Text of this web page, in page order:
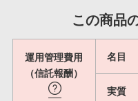
この商品
運用管理費用
（信託報酬）
名目
実質